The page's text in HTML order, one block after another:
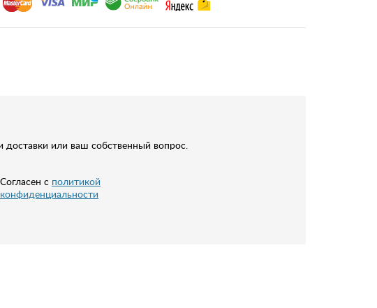
доставки или ваш собственный вопрос.
Согласен с политикой
конфиденциальности